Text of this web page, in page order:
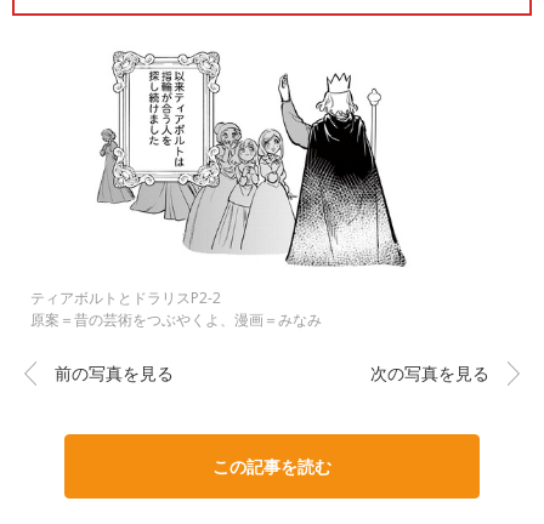
ティアボルトとドラリスP2-2
原案＝昔の芸術をつぶやくよ、漫画＝みなみ
前の写真を見る 次の写真を見る
この記事を読む